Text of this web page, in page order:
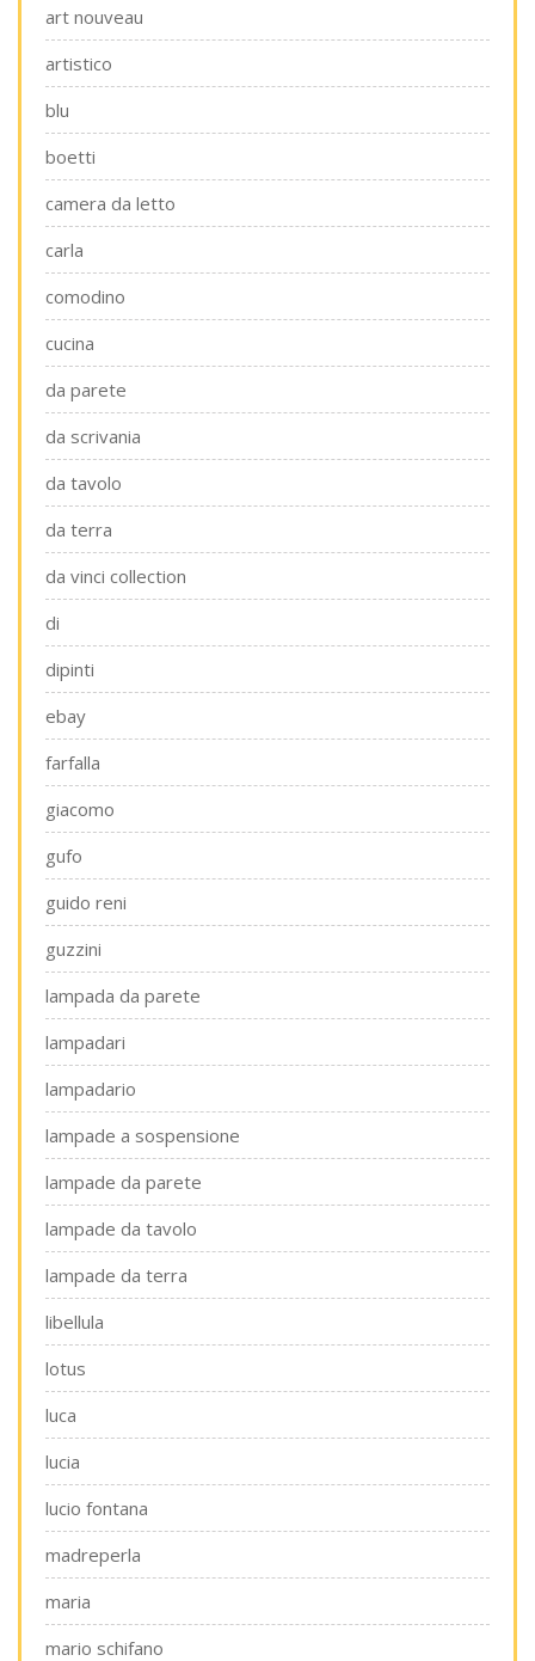
art nouveau
artistico
blu
boetti
camera da letto
carla
comodino
cucina
da parete
da scrivania
da tavolo
da terra
da vinci collection
di
dipinti
ebay
farfalla
giacomo
gufo
guido reni
guzzini
lampada da parete
lampadari
lampadario
lampade a sospensione
lampade da parete
lampade da tavolo
lampade da terra
libellula
lotus
luca
lucia
lucio fontana
madreperla
maria
mario schifano